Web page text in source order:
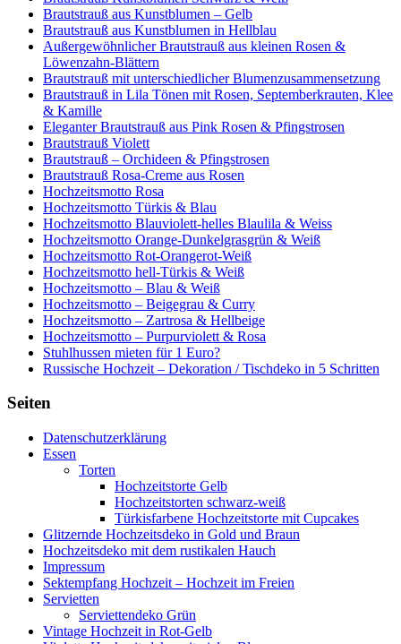
Brautstrauß aus Kunstblumen – Gelb
Brautstrauß aus Kunstblumen in Hellblau
Außergewöhnlicher Brautstrauß aus kleinen Rosen &
Löwenzahn-Blättern
Brautstrauß mit unterschiedlicher Blumenzusammensetzung
Brautstrauß in Lila Tönen mit Rosen, Septemberkrauten, Klee
& Kamille
Eleganter Brautstrauß aus Pink Rosen & Pfingstrosen
Brautstrauß Violett
Brautstrauß – Orchideen & Pfingstrosen
Brautstrauß Rosa-Creme aus Rosen
Hochzeitsmotto Rosa
Hochzeitsmotto Türkis & Blau
Hochzeitsmotto Blauviolett-helles Blaulila & Weiss
Hochzeitsmotto Orange-Dunkelgrasgrün & Weiß
Hochzeitsmotto Rot-Orangerot-Weiß
Hochzeitsmotto hell-Türkis & Weiß
Hochzeitsmotto – Blau & Weiß
Hochzeitsmotto – Beigegrau & Curry
Hochzeitsmotto – Zartrosa & Hellbeige
Hochzeitsmotto – Purpurviolett & Rosa
Stuhlhussen mieten für 1 Euro?
Russische Hochzeit – Dekoration / Tischdeko in 5 Schritten
Seiten
Datenschutzerklärung
Essen
Torten
Hochzeitstorte Gelb
Hochzeitstorten schwarz-weiß
Türkisfarbene Hochzeitstorte mit Cupcakes
Glitzernde Hochzeitsdeko in Gold und Braun
Hochzeitsdeko mit dem rustikalen Hauch
Impressum
Sektempfang Hochzeit – Hochzeit im Freien
Servietten
Serviettendeko Grün
Vintage Hochzeit in Rot-Gelb